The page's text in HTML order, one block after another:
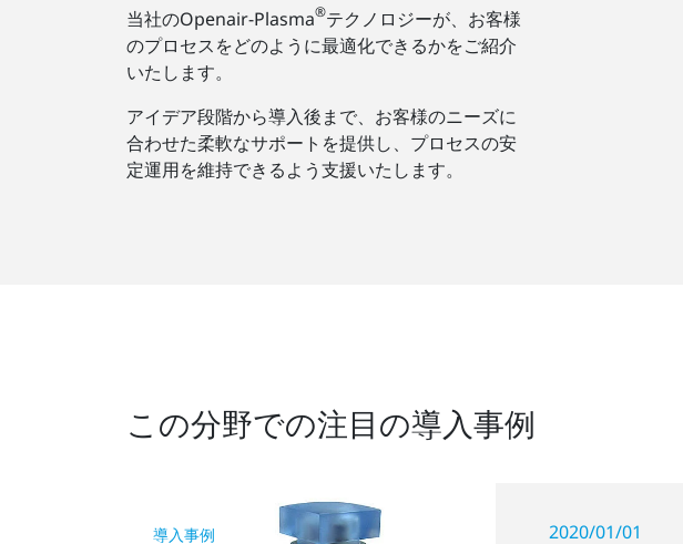
当社のOpenair-Plasma®テクノロジーが、お客様
のプロセスをどのように最適化できるかをご紹介
いたします。
アイデア段階から導入後まで、お客様のニーズに
合わせた柔軟なサポートを提供し、プロセスの安
定運用を維持できるよう支援いたします。
この分野での注目の導入事例
導入事例 2020/01/01